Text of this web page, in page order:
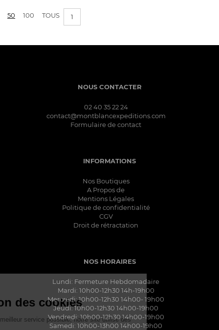
50 100 TOUS 1
NOUS CONTACTER
02 40 35 22 24
contact@montblancexpeditions.com
Formulaire de contact
INFORMATIONS
Nos Boutiques
A Propos de
Mentions Légales
Politique de confidentialité
CGV
Droit de rétractation
NOS HORAIRES
Lundi: Fermeture Hebdomadaire
Mardi: 10h00-12h30 14h-19h00
Mercredi: 10h00-12h30 14h00- 19h00
Jeudi: 10h00-12h30 14h00-19h00
Vendredi: 10h00-12h30 14h00-19h00
Samedi: 10h00-13h00 14h00-19h00
Votre gestion des cookies
Pour vous apporter le meilleur service possible, notre site utilise des